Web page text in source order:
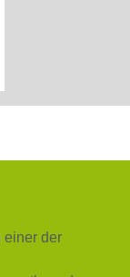
einer der